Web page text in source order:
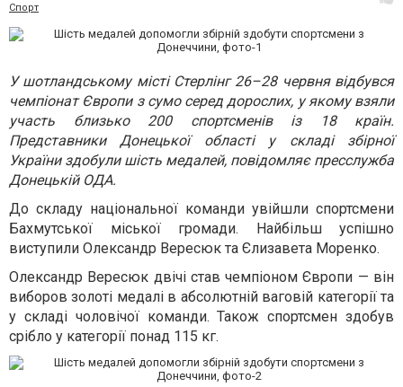
Спорт
У шотландському місті Стерлінг 26–28 червня відбувся
чемпіонат Європи з сумо серед дорослих, у якому взяли
участь близько 200 спортсменів із 18 країн.
Представники Донецької області у складі збірної
України здобули шість медалей, повідомляє пресслужба
Донецькій ОДА.
До складу національної команди увійшли спортсмени
Бахмутської міської громади. Найбільш успішно
виступили Олександр Вересюк та Єлизавета Моренко.
Олександр Вересюк двічі став чемпіоном Європи — він
виборов золоті медалі в абсолютній ваговій категорії та
у складі чоловічої команди. Також спортсмен здобув
срібло у категорії понад 115 кг.